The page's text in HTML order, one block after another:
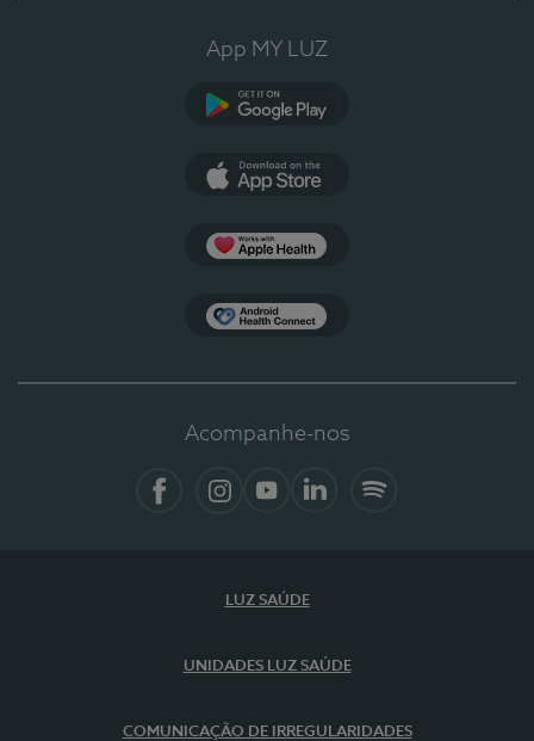
App MY LUZ
Acompanhe-nos
LUZ SAÚDE
UNIDADES LUZ SAÚDE
COMUNICAÇÃO DE IRREGULARIDADES